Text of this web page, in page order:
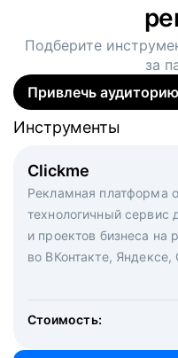
Подберите
за
Привлечь
Clickme
Рекламная платформа
технологичный сервис
и проектов бизнеса на
во ВКонтакте,
Стоимость:
Инструменты
Вакансия дня
Рекламный формат для
hh.ru. Увеличивает
Инструменты
Массовый подбор под
кандидатов и когда
маркетологи,
hh.ru с целым набором
Инструменты